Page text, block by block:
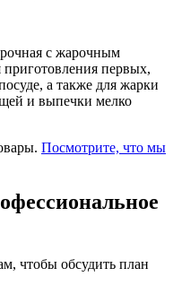
с жарочным
первых,
а также для жарки
и выпечки мелко
Посмотрите, что мы
чтобы обсудить план